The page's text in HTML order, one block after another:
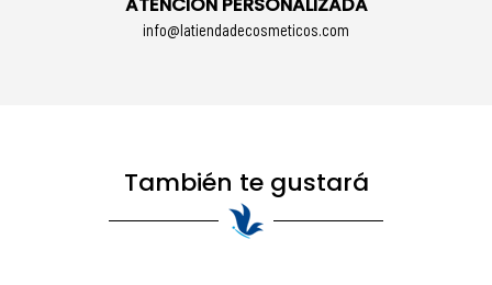
info@latiendadecosmeticos.com
También te gustará